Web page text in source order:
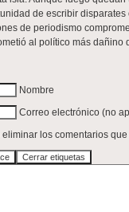
de escribir
de periodismo
al político más dañino
Nombre
Correo electrónico (no
los comentarios